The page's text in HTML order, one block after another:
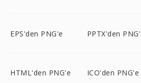
EPS'den PNG'e PPTX'den
HTML'den PNG'e ICO'den PNG'e